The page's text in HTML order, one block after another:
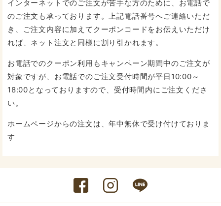
インターネットでのご注文が苦手な方のために、お電話で
のご注文も承っております。上記電話番号へご連絡いただ
き、ご注文内容に加えてクーポンコードをお伝えいただけ
れば、ネット注文と同様に割り引かれます。
お電話でのクーポン利用もキャンペーン期間中のご注文が
対象ですが、お電話でのご注文受付時間が平日10:00～
18:00となっておりますので、受付時間内にご注文くださ
い。
ホームページからの注文は、年中無休で受け付けておりま
す